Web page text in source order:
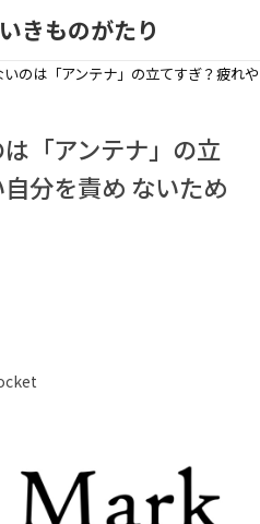
きものがたり
のは「アンテナ」の立てすぎ？疲れ
「アンテナ」の立
分を責め ないため